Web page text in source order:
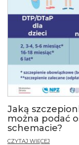
Jaką
można podać
schemacie?
CZYTAJ WIĘCEJ